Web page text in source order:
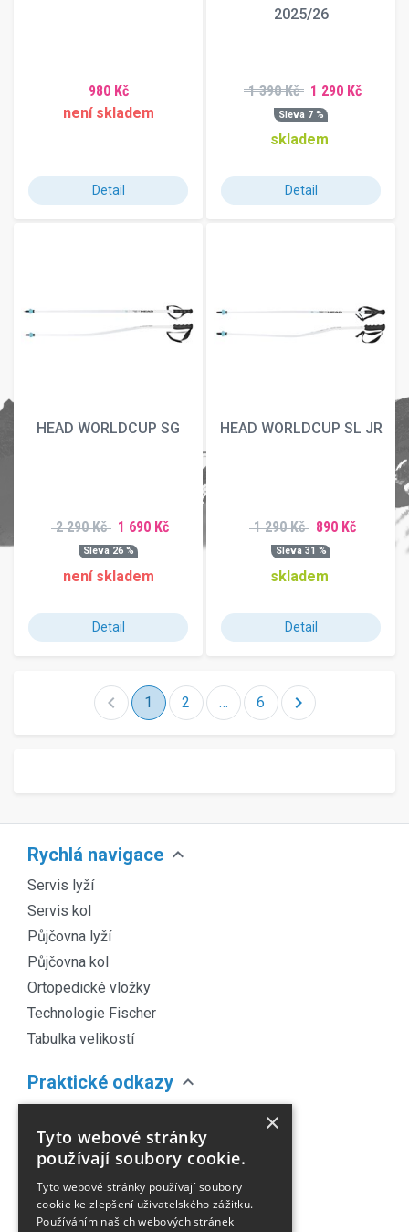
980 Kč
není skladem
Detail
2025/26
1 390 Kč 1 290 Kč
Sleva 7 %
skladem
Detail
HEAD WORLDCUP SG
2 290 Kč 1 690 Kč
Sleva 26 %
není skladem
Detail
HEAD WORLDCUP SL JR
1 290 Kč 890 Kč
Sleva 31 %
skladem
Detail
chevron_left 1 2 … 6 chevron_right
Rychlá navigace expand_more
Servis lyží
Servis kol
Půjčovna lyží
Půjčovna kol
Ortopedické vložky
Technologie Fischer
Tabulka velikostí
Praktické odkazy expand_more
Náš Blog
Obchodní podmínky
Časté dotazy
Kontakt
×
Tyto webové stránky
používají soubory cookie.
Tyto webové stránky používají soubory
cookie ke zlepšení uživatelského zážitku.
Používáním našich webových stránek